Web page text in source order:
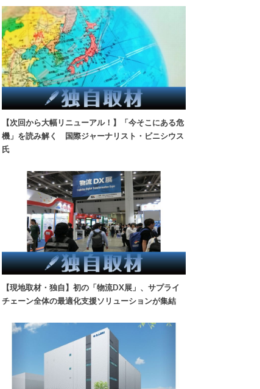
【次回から大幅リニューアル！】「今そこにある危
機」を読み解く 国際ジャーナリスト・ビニシウス
氏
【現地取材・独自】初の「物流DX展」、サプライ
チェーン全体の最適化支援ソリューションが集結